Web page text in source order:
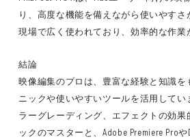
り、高度な機能を備えながら使いやす
現場で広く使われており、効率的な作業
結論
映像編集のプロは、豊富な経験と知識を
ニックや使いやすいツールを活用してい
ラーグレーディング、エフェクトの効果
ックのマスターと、Adobe Premiere Proや